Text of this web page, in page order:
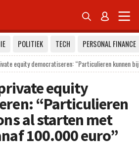
 
POLITIEK TECH
PERSONAL FINANCE
equity democratiseren: “Particulieren kunnen
equity
“Particulieren
al starten met
100.000 euro”